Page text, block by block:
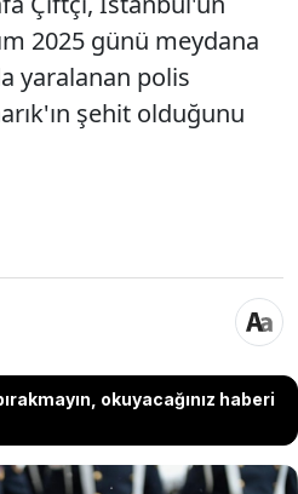
2025 günü meydana
yaralanan polis
şehit olduğunu
okuyacağınız haberi